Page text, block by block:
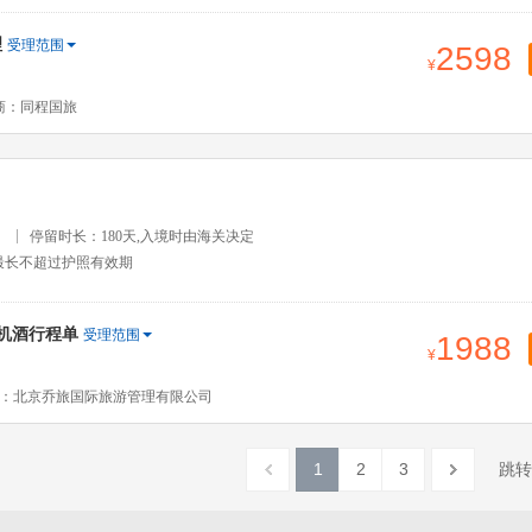
受理范围
：同程国旅
2598
停留时长：180天,入境时由海关决定
不超过护照有效期
酒行程单 受理范围
北京乔旅国际旅游管理有限公司
1988
1 2 3 跳